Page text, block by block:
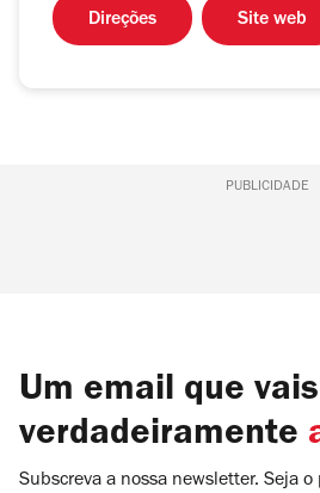
Direções Site web
PUBLICIDADE
Um email que vais
verdadeiramente
Subscreva a nossa newsletter. Seja